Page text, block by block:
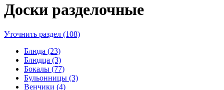
Доски разделочные
Уточнить раздел (108)
Блюда (23)
Блюдца (3)
Бокалы (77)
Бульонницы (3)
Венчики (4)